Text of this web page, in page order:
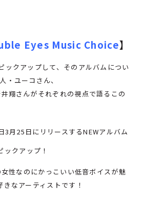
Eyes Music Choice】
ックアップして、そのアルバムについ
・ユーコさん、
翔さんがそれぞれの視点で語るこの
3月25日にリリースするNEWアルバム
ックアップ！
性なのにかっこいい低音ボイスが魅
なアーティストです！